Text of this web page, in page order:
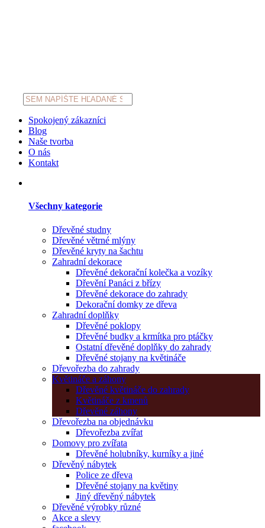
Products
search
Spokojený zákazníci
Blog
Naše tvorba
O nás
Kontakt
Všechny kategorie
Dřevěné studny
Dřevěné větrné mlýny
Dřevěné kryty na šachtu
Zahradní dekorace
Dřevěné dekorační kolečka a vozíky
Dřevění Panáci z břízy
Dřevěné dekorace do zahrady
Dekorační domky ze dřeva
Zahradní doplňky
Dřevěné poklopy
Dřevěné budky a krmítka pro ptáčky
Ostatní dřevěné doplňky do zahrady
Dřevěné stojany na květináče
Dřevořezba do zahrady
Květináče a záhony
Dřevěné květináče do zahrady
Květináče z kmenů
Dřevěné záhony
Dřevořezba na objednávku
Dřevořezba zvířat
Domovy pro zvířata
Dřevěné holubníky, kurníky a jiné
Dřevěný nábytek
Police ze dřeva
Dřevěné stojany na květiny
Jiný dřevěný nábytek
Dřevěné výrobky různé
Akce a slevy